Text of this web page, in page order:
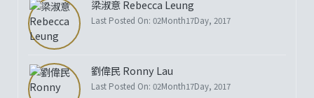
梁淑意 Rebecca Leung
Last Posted On: 02Month17Day, 2017
劉偉民 Ronny Lau
Last Posted On: 02Month17Day, 2017